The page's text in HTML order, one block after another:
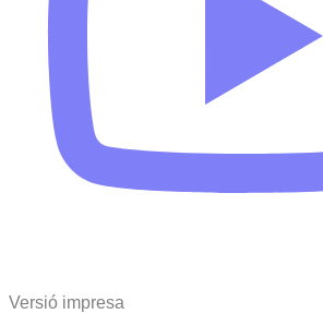
Versió impresa